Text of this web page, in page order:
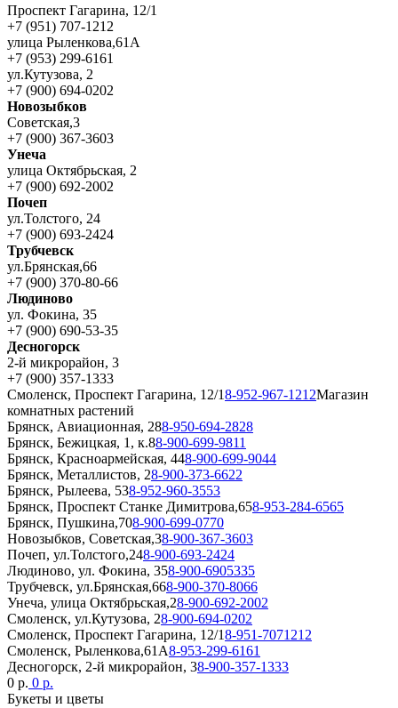
Проспект Гагарина, 12/1
+7 (951) 707-1212
улица Рыленкова,61А
+7 (953) 299-6161
ул.Кутузова, 2
+7 (900) 694-0202
Новозыбков
Советская,3
+7 (900) 367-3603
Унеча
улица Октябрьская, 2
+7 (900) 692-2002
Почеп
ул.Толстого, 24
+7 (900) 693-2424
Трубчевск
ул.Брянская,66
+7 (900) 370-80-66
Людиново
ул. Фокина, 35
+7 (900) 690-53-35
Десногорск
2-й микрорайон, 3
+7 (900) 357-1333
Смоленск, Проспект Гагарина, 12/18-952-967-1212Магазин
комнатных растений
Брянск, Авиационная, 288-950-694-2828
Брянск, Бежицкая, 1, к.88-900-699-9811
Брянск, Красноармейская, 448-900-699-9044
Брянск, Металлистов, 28-900-373-6622
Брянск, Рылеева, 538-952-960-3553
Брянск, Проспект Станке Димитрова,658-953-284-6565
Брянск, Пушкина,708-900-699-0770
Новозыбков, Советская,38-900-367-3603
Почеп, ул.Толстого,248-900-693-2424
Людиново, ул. Фокина, 358-900-6905335
Трубчевск, ул.Брянская,668-900-370-8066
Унеча, улица Октябрьская,28-900-692-2002
Смоленск, ул.Кутузова, 28-900-694-0202
Смоленск, Проспект Гагарина, 12/18-951-7071212
Смоленск, Рыленкова,61А8-953-299-6161
Десногорск, 2-й микрорайон, 38-900-357-1333
0 р. 0 р.
Букеты и цветы